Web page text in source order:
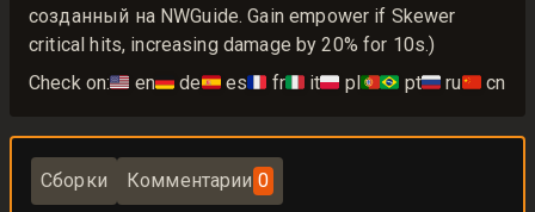
созданный на NWGuide. Gain empower if Skewer
critical hits, increasing damage by 20% for 10s.)
Check on:🇺🇸 en🇩🇪 de🇪🇸 es🇫🇷 fr🇮🇹 it🇵🇱 pl🇵🇹🇧🇷 pt🇷🇺 ru🇨🇳 cn
Сборки Комментарии 0